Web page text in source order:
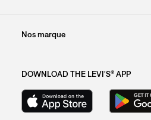
Nos marque
DOWNLOAD THE LEVI'S® APP